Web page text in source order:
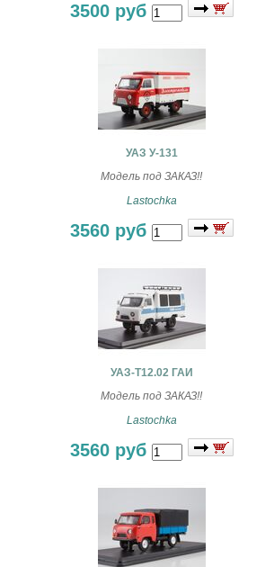
3500 руб
УАЗ У-131
Модель под ЗАКАЗ!!
Lastochka
3560 руб
УАЗ-Т12.02 ГАИ
Модель под ЗАКАЗ!!
Lastochka
3560 руб